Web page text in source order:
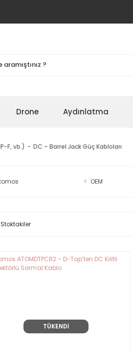
Drone Aydınlatma
F, vb.) DC – Barrel Jack Güç Kabloları
OEM
Stoktakiler
TÜKENDİ